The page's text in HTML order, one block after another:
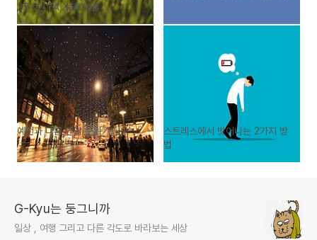
25억원 FA 계약 체결
예전과 다른 연말 분위기
스트레스에서 벗어나는 2가지 방
법
G-Kyu는 둥그니까
일상 , 여행 그리고 다른 각도로 바라보는 세상